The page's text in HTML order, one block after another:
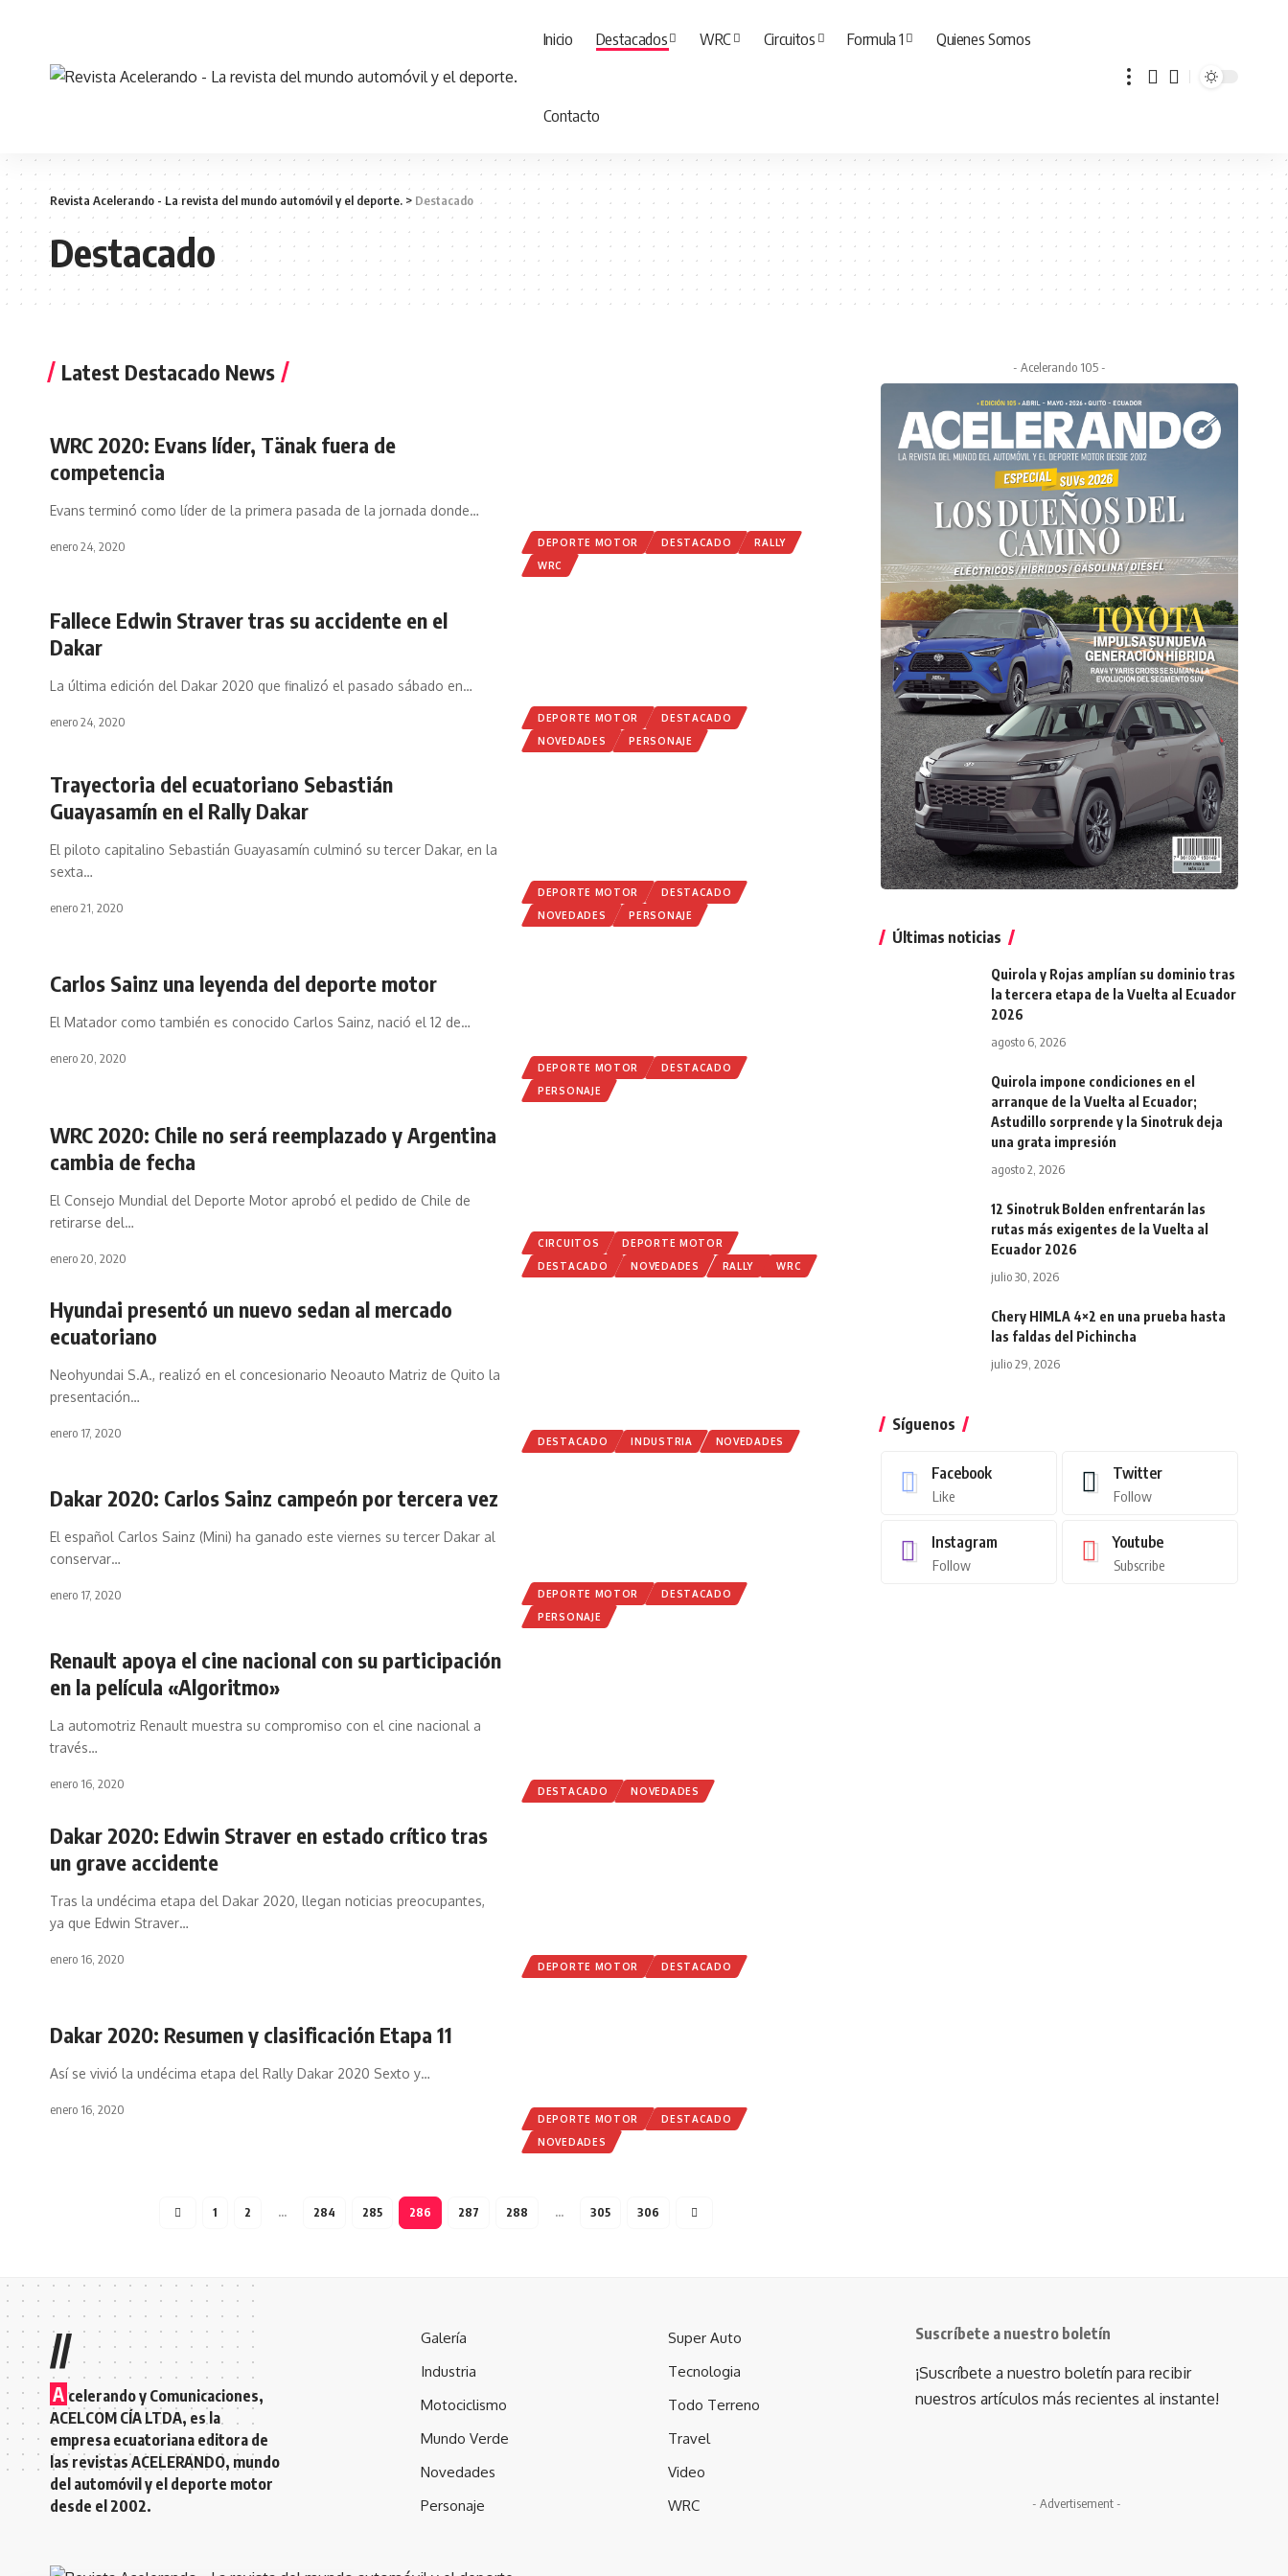
Inicio Destacados WRC Circuitos Formula 1 Quienes Somos
Contacto
Revista Acelerando - La revista del mundo automóvil y el deporte. > Destacado
Destacado
Latest Destacado News
DEPORTE MOTOR DESTACADO
RALLY
WRC
WRC 2020: Evans líder, Tänak fuera de
competencia
Evans terminó como líder de la primera pasada de la jornada donde…
enero 24, 2020
DEPORTE MOTOR
DESTACADO
NOVEDADES
PERSONAJE
Fallece Edwin Straver tras su accidente en el
Dakar
La última edición del Dakar 2020 que finalizó el pasado sábado en…
enero 24, 2020
DEPORTE MOTOR
DESTACADO
NOVEDADES
PERSONAJE
Trayectoria del ecuatoriano Sebastián
Guayasamín en el Rally Dakar
El piloto capitalino Sebastián Guayasamín culminó su tercer Dakar, en la
sexta…
enero 21, 2020
DEPORTE MOTOR
DESTACADO
PERSONAJE
Carlos Sainz una leyenda del deporte motor
El Matador como también es conocido Carlos Sainz, nació el 12 de…
enero 20, 2020
CIRCUITOS
DEPORTE MOTOR
DESTACADO
NOVEDADES RALLY WRC
WRC 2020: Chile no será reemplazado y Argentina
cambia de fecha
El Consejo Mundial del Deporte Motor aprobó el pedido de Chile de
retirarse del…
enero 20, 2020
DESTACADO INDUSTRIA NOVEDADES
Hyundai presentó un nuevo sedan al mercado
ecuatoriano
Neohyundai S.A., realizó en el concesionario Neoauto Matriz de Quito la
presentación…
enero 17, 2020
DEPORTE MOTOR
DESTACADO
PERSONAJE
Dakar 2020: Carlos Sainz campeón por tercera vez
El español Carlos Sainz (Mini) ha ganado este viernes su tercer Dakar al
conservar…
enero 17, 2020
DESTACADO NOVEDADES
Renault apoya el cine nacional con su participación
en la película «Algoritmo»
La automotriz Renault muestra su compromiso con el cine nacional a
través…
enero 16, 2020
DEPORTE MOTOR DESTACADO
Dakar 2020: Edwin Straver en estado crítico tras
un grave accidente
Tras la undécima etapa del Dakar 2020, llegan noticias preocupantes,
ya que Edwin Straver…
enero 16, 2020
DEPORTE MOTOR
DESTACADO
NOVEDADES
Dakar 2020: Resumen y clasificación Etapa 11
Así se vivió la undécima etapa del Rally Dakar 2020 Sexto y…
enero 16, 2020
1 2 … 284 285 286 287 288 … 305 306
- Acelerando 105 -
Últimas noticias
Quirola y Rojas amplían su dominio tras
la tercera etapa de la Vuelta al Ecuador
2026
agosto 6, 2026
Quirola impone condiciones en el
arranque de la Vuelta al Ecuador;
Astudillo sorprende y la Sinotruk deja
una grata impresión
agosto 2, 2026
12 Sinotruk Bolden enfrentarán las
rutas más exigentes de la Vuelta al
Ecuador 2026
julio 30, 2026
Chery HIMLA 4×2 en una prueba hasta
las faldas del Pichincha
julio 29, 2026
Síguenos
Facebook
Like
Twitter
Follow
Instagram
Follow
Youtube
Subscribe
//
A celerando y Comunicaciones,
ACELCOM CÍA LTDA, es la
empresa ecuatoriana editora de
las revistas ACELERANDO, mundo
del automóvil y el deporte motor
desde el 2002.
Galería
Industria
Motociclismo
Mundo Verde
Novedades
Personaje
Super Auto
Tecnologia
Todo Terreno
Travel
Video
WRC
Suscríbete a nuestro boletín
¡Suscríbete a nuestro boletín para recibir
nuestros artículos más recientes al instante!
- Advertisement -